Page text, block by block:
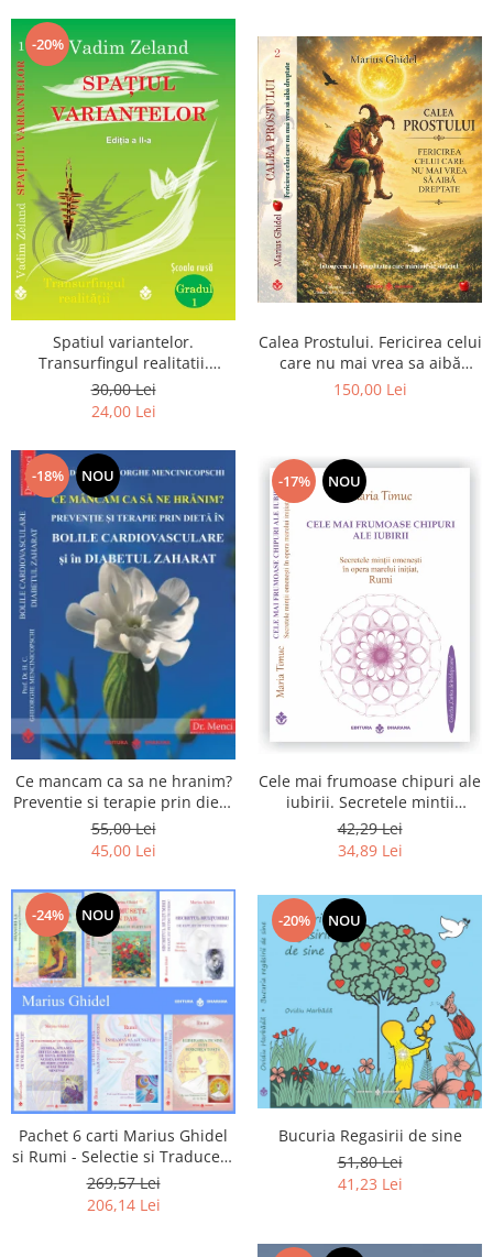
-20%
Spatiul variantelor.
Transurfingul realitatii.
Gradul 1. Cum sa ne
dezvoltam intuitia si sa ne
30,00 Lei
24,00 Lei
Calea Prostului. Fericirea celui
care nu mai vrea sa aibă
dreptate - Intoarcerea la
150,00 Lei
-18% NOU
Ce mancam ca sa ne hranim?
Preventie si terapie prin dieta
in bolile cardiovasculare si in
diabetul zaharat
55,00 Lei
45,00 Lei
-17% NOU
Cele mai frumoase chipuri ale
iubirii. Secretele mintii
omenesti in opera marelui
initiat, Rumi
42,29 Lei
34,89 Lei
-24% NOU
Pachet 6 carti Marius Ghidel
si Rumi - Selectie si Traducere
de Marius Ghidel
269,57 Lei
206,14 Lei
-20% NOU
Bucuria Regasirii de sine
51,80 Lei
41,23 Lei